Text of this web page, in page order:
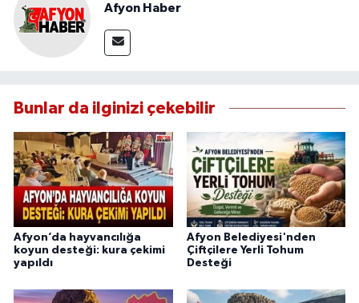
Afyon Haber
Bunlar da ilginizi çekebilir
Afyon’da hayvancılığa
koyun desteği: kura çekimi
yapıldı
Afyon Belediyesi'nden
Çiftçilere Yerli Tohum
Desteği